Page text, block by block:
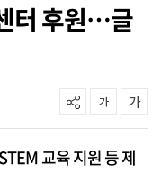
터 후원…글
교육 지원 등 제